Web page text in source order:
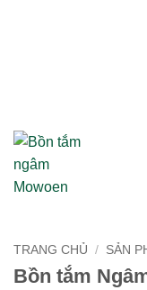
TRANG CHỦ / SẢN
Bồn tắm